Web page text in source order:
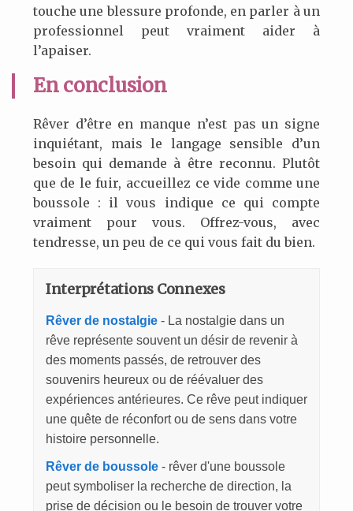
touche une blessure profonde, en parler à un
professionnel peut vraiment aider à
l’apaiser.
En conclusion
Rêver d’être en manque n’est pas un signe
inquiétant, mais le langage sensible d’un
besoin qui demande à être reconnu. Plutôt
que de le fuir, accueillez ce vide comme une
boussole : il vous indique ce qui compte
vraiment pour vous. Offrez-vous, avec
tendresse, un peu de ce qui vous fait du bien.
Interprétations Connexes
Rêver de nostalgie- La nostalgie dans un
rêve représente souvent un désir de revenir à
des moments passés, de retrouver des
souvenirs heureux ou de réévaluer des
expériences antérieures. Ce rêve peut indiquer
une quête de réconfort ou de sens dans votre
histoire personnelle.
Rêver de boussole- rêver d'une boussole
peut symboliser la recherche de direction, la
prise de décision ou le besoin de trouver votre